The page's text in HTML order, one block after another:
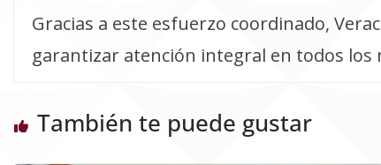
Gracias a este esfuerzo coordinado,
garantizar atención integral en todos los
También te puede gustar